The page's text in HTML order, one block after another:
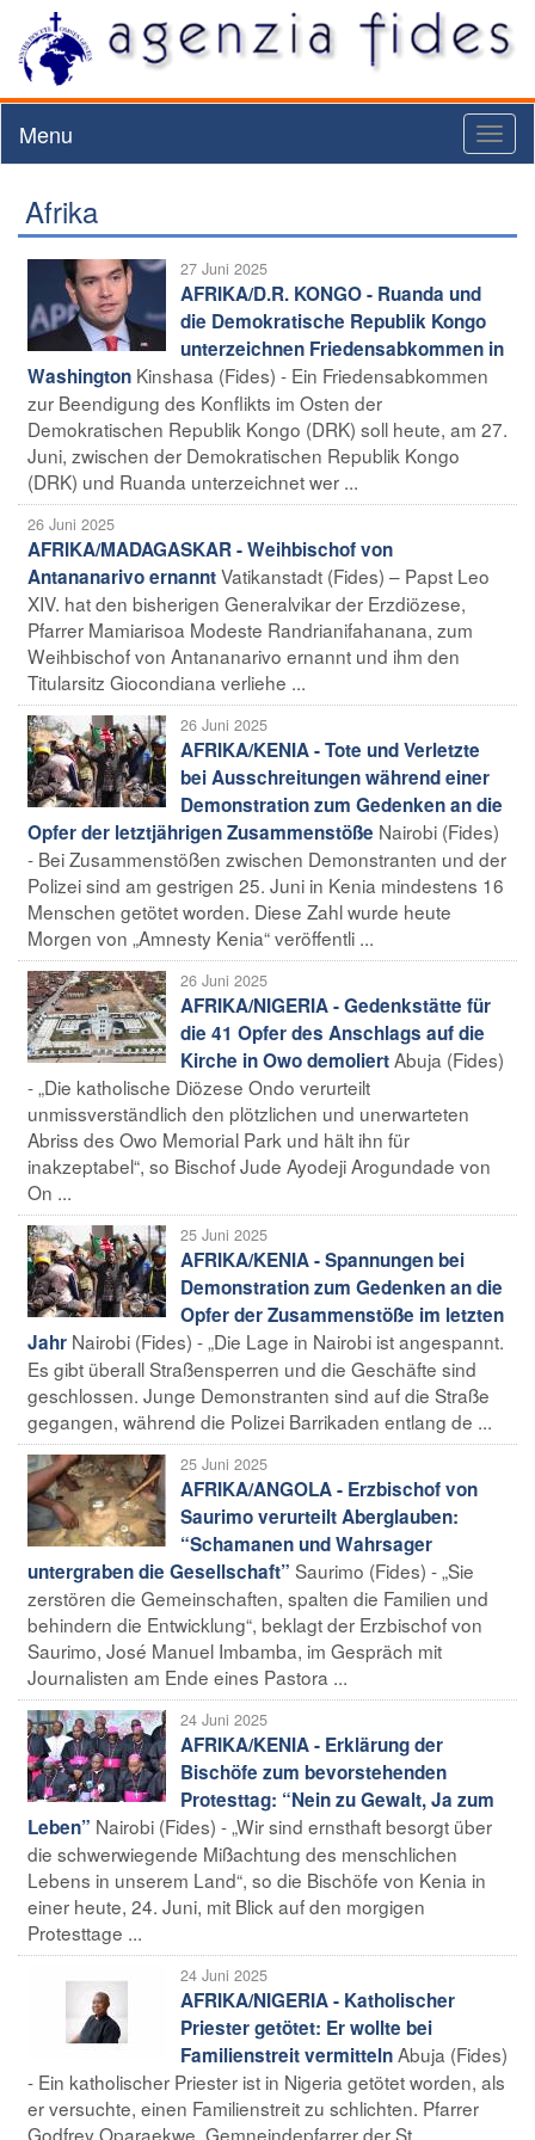
Menu
Afrika
27 Juni 2025
AFRIKA/D.R. KONGO - Ruanda und
die Demokratische Republik Kongo
unterzeichnen Friedensabkommen in
Washington Kinshasa (Fides) - Ein Friedensabkommen
zur Beendigung des Konflikts im Osten der
Demokratischen Republik Kongo (DRK) soll heute, am 27.
Juni, zwischen der Demokratischen Republik Kongo
(DRK) und Ruanda unterzeichnet wer ...
26 Juni 2025
AFRIKA/MADAGASKAR - Weihbischof von
Antananarivo ernanntVatikanstadt (Fides) – Papst Leo
XIV. hat den bisherigen Generalvikar der Erzdiözese,
Pfarrer Mamiarisoa Modeste Randrianifahanana, zum
Weihbischof von Antananarivo ernannt und ihm den
Titularsitz Giocondiana verliehe ...
26 Juni 2025
AFRIKA/KENIA - Tote und Verletzte
bei Ausschreitungen während einer
Demonstration zum Gedenken an die
Opfer der letztjährigen Zusammenstöße Nairobi (Fides)
- Bei Zusammenstößen zwischen Demonstranten und der
Polizei sind am gestrigen 25. Juni in Kenia mindestens 16
Menschen getötet worden. Diese Zahl wurde heute
Morgen von „Amnesty Kenia“ veröffentli ...
26 Juni 2025
AFRIKA/NIGERIA - Gedenkstätte für
die 41 Opfer des Anschlags auf die
Kirche in Owo demoliertAbuja (Fides)
- „Die katholische Diözese Ondo verurteilt
unmissverständlich den plötzlichen und unerwarteten
Abriss des Owo Memorial Park und hält ihn für
inakzeptabel“, so Bischof Jude Ayodeji Arogundade von
On ...
25 Juni 2025
AFRIKA/KENIA - Spannungen bei
Demonstration zum Gedenken an die
Opfer der Zusammenstöße im letzten
Jahr Nairobi (Fides) - „Die Lage in Nairobi ist angespannt.
Es gibt überall Straßensperren und die Geschäfte sind
geschlossen. Junge Demonstranten sind auf die Straße
gegangen, während die Polizei Barrikaden entlang de ...
25 Juni 2025
AFRIKA/ANGOLA - Erzbischof von
Saurimo verurteilt Aberglauben:
“Schamanen und Wahrsager
untergraben die Gesellschaft” Saurimo (Fides) - „Sie
zerstören die Gemeinschaften, spalten die Familien und
behindern die Entwicklung“, beklagt der Erzbischof von
Saurimo, José Manuel Imbamba, im Gespräch mit
Journalisten am Ende eines Pastora ...
24 Juni 2025
AFRIKA/KENIA - Erklärung der
Bischöfe zum bevorstehenden
Protesttag: “Nein zu Gewalt, Ja zum
Leben” Nairobi (Fides) - „Wir sind ernsthaft besorgt über
die schwerwiegende Mißachtung des menschlichen
Lebens in unserem Land“, so die Bischöfe von Kenia in
einer heute, 24. Juni, mit Blick auf den morgigen
Protesttage ...
24 Juni 2025
AFRIKA/NIGERIA - Katholischer
Priester getötet: Er wollte bei
Familienstreit vermittelnAbuja (Fides)
- Ein katholischer Priester ist in Nigeria getötet worden, als
er versuchte, einen Familienstreit zu schlichten. Pfarrer
Godfrey Oparaekwe, Gemneindepfarrer der St.